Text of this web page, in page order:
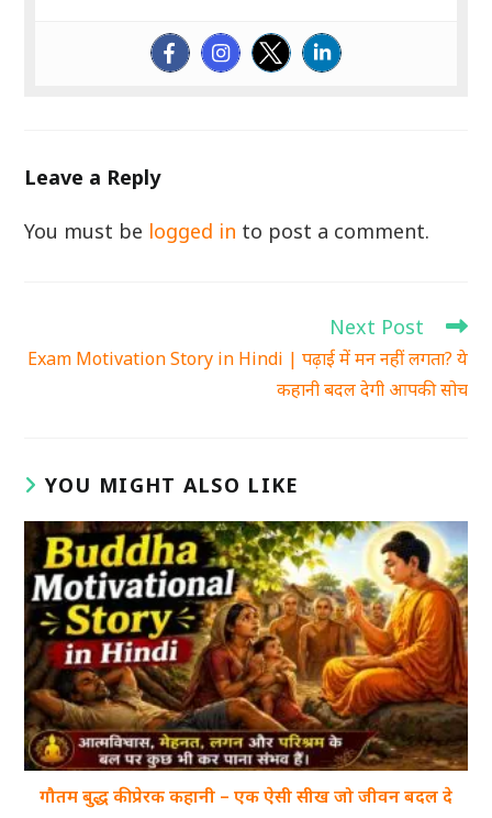
Leave a Reply
You must be logged in to post a comment.
articles
Next Post
Exam Motivation Story in Hindi | पढ़ाई में मन नहीं लगता? ये
कहानी बदल देगी आपकी सोच
YOU MIGHT ALSO LIKE
गौतम बुद्ध की प्रेरक कहानी – एक ऐसी सीख जो जीवन बदल दे